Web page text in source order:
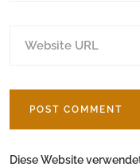
Diese Website